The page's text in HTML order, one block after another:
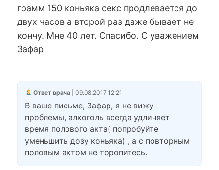
грамм 150 коньяка секс продлевается до
двух часов а второй раз даже бывает не
кончу. Мне 40 лет. Спасибо. С уважением
Зафар
Ответ врача| 09.08.2017 12:21
В ваше письме, Зафар, я не вижу
проблемы, алкоголь всегда удлиняет
время полового акта( попробуйте
уменьшить дозу коньяка) , а с повторным
половым актом не торопитесь.